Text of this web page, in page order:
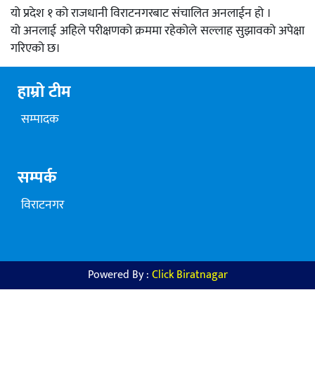
यो प्रदेश १ को राजधानी विराटनगरबाट संचालित अनलाईन हो ।
यो अनलाई अहिले परीक्षणको क्रममा रहेकोले सल्लाह सुझावको अपेक्षा
गरिएको छ।
हाम्रो टीम
सम्पादक
सम्पर्क
विराटनगर
Powered By :Click Biratnagar